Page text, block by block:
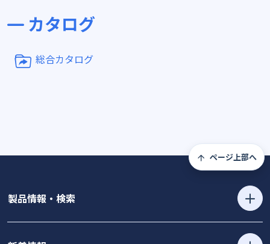
カタログ
総合カタログ
ページ上部へ
製品情報・検索